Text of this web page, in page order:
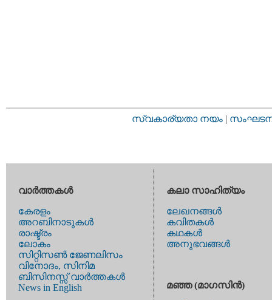
സ്വകാര്യതാ നയം |
വാര്‍ത്തകള്‍
കേരളം
അറബിനാടുകള്‍
രാഷ്ട്രം
ലോകം
സിറ്റിസണ്‍ ജേണലിസം
വിനോദം, സിനിമ
ബിസിനസ്സ് വാര്‍ത്തകള്‍
News in English
കലാ സാഹിത്യം
ലേഖനങ്ങള്‍
കവിതകള്‍
കഥകള്‍
അനുഭവങ്ങള്‍
മഞ്ഞ (മാഗസിന്‍)